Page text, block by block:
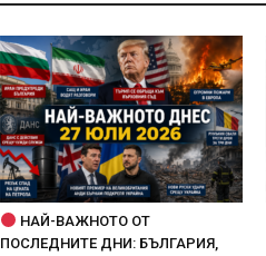
НАЙ-ВАЖНОТО ОТ
ПОСЛЕДНИТЕ ДНИ: БЪЛГАРИЯ,